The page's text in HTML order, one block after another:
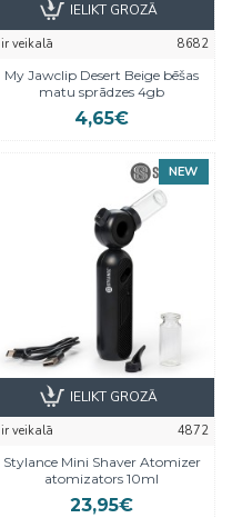
ir veikalā
8682
My Jawclip Desert Beige bēšas
matu sprādzes 4gb
4,65€
IELIKT GROZĀ
NEW
ir veikalā
4872
Stylance Mini Shaver Atomizer
atomizators 10ml
23,95€
IELIKT GROZĀ